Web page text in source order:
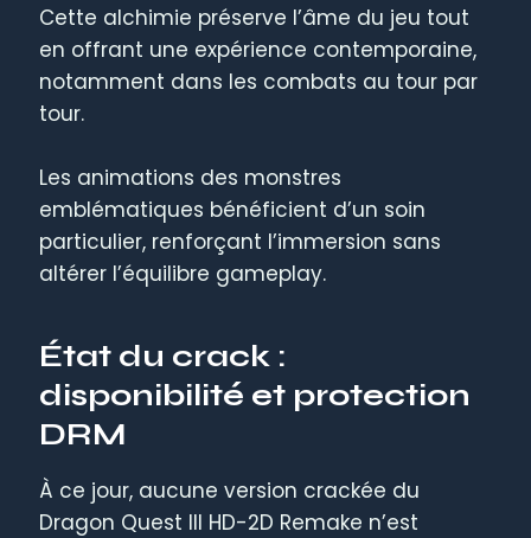
Cette alchimie préserve l’âme du jeu tout
en offrant une expérience contemporaine,
notamment dans les combats au tour par
tour.
Les animations des monstres
emblématiques bénéficient d’un soin
particulier, renforçant l’immersion sans
altérer l’équilibre gameplay.
État du crack :
disponibilité et protection
DRM
À ce jour, aucune version crackée du
Dragon Quest III HD-2D Remake n’est